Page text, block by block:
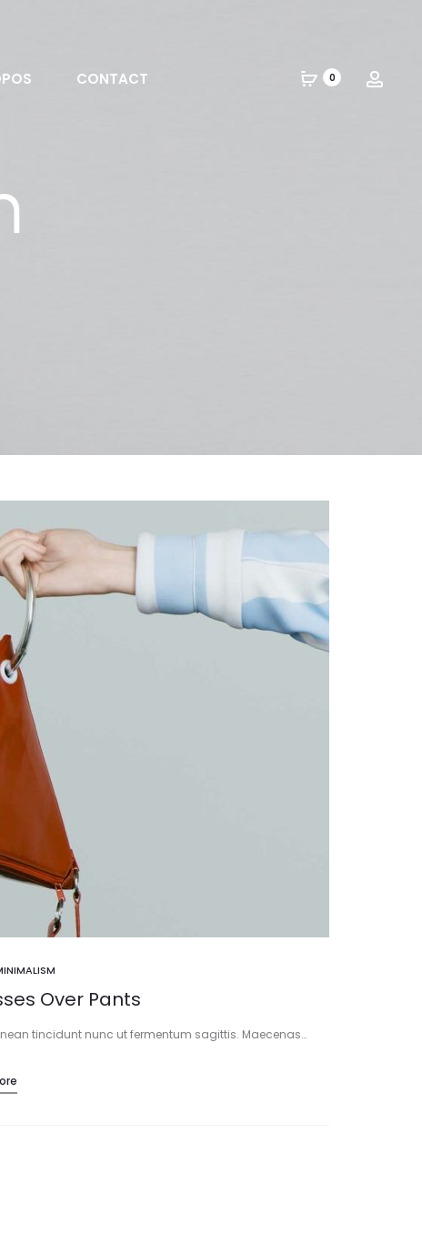
CONTACT 0
Over Pants
tincidunt nunc ut fermentum sagittis. Maecenas…